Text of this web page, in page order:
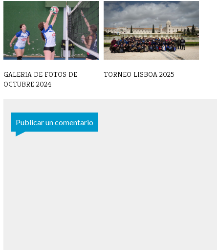
BALONMANO - Crónica y
resultado 7 d[...]
II CAMPUS BALONCESTO
SEMANA SANTA
GALERIA DE FOTOS DE
OCTUBRE 2024
TORNEO LISBOA 2025
Publicar un comentario